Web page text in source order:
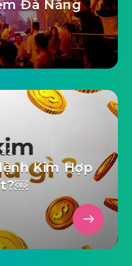
Đà Nẵng
Kim Hợp